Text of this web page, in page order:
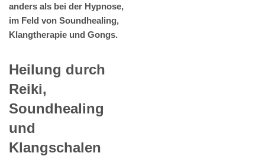
anders als bei der Hypnose,
im Feld von Soundhealing,
Klangtherapie und Gongs.
Heilung durch
Reiki,
Soundhealing
und
Klangschalen